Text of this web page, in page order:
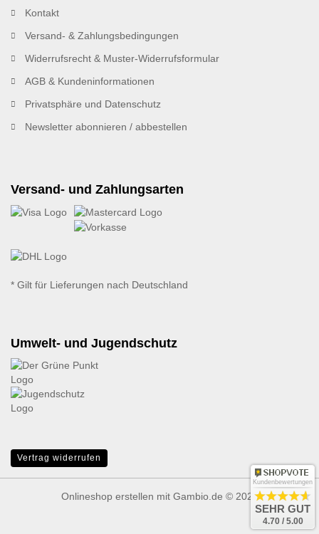
Kontakt
Versand- & Zahlungsbedingungen
Widerrufsrecht & Muster-Widerrufsformular
AGB & Kundeninformationen
Privatsphäre und Datenschutz
Newsletter abonnieren / abbestellen
Versand- und Zahlungsarten
* Gilt für Lieferungen nach Deutschland
Umwelt- und Jugendschutz
Vertrag widerrufen
Onlineshop erstellen mit Gambio.de © 2026
Kundenbewertungen
SEHR GUT
4.70 / 5.00